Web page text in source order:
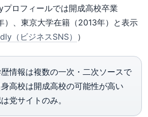
ロフィールでは開成高校卒業
）、東京大学在籍（2013年）と表示
（ビジネスSNS） ）
情報は複数の一次・二次ソースで
高校は開成高校の可能性が高い
党サイトのみ。